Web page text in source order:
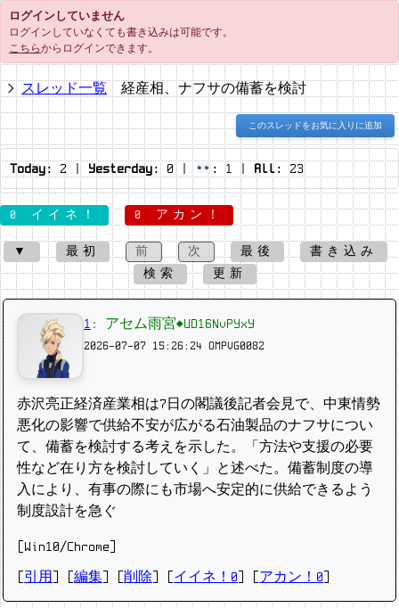
ログインしていません
ログインしていなくても書き込みは可能です。
こちらからログインできます。
スレッド一覧 経産相、ナフサの備蓄を検討
このスレッドをお気に入りに追加
Today: 2 | Yesterday:0 | : 1 | All: 23
0 イイネ！ 0 アカン！
▼ 最初 前 次 最後
書き込み
検索
更新
1 : アセム雨宮◆UD16NvPYxY
2026-07-07 15:26:24 OMPVG0082
赤沢亮正経済産業相は7日の閣議後記者会見で、中東情勢
悪化の影響で供給不安が広がる石油製品のナフサについ
て、備蓄を検討する考えを示した。「方法や支援の必要
性など在り方を検討していく」と述べた。備蓄制度の導
入により、有事の際にも市場へ安定的に供給できるよう
制度設計を急ぐ
[Win10/Chrome]
引用 編集 削除 イイネ！0 アカン！0